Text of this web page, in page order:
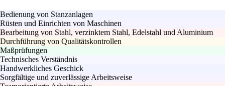
Bedienung von Stanzanlagen
Rüsten und Einrichten von Maschinen
Bearbeitung von Stahl, verzinktem Stahl, Edelstahl und Aluminium
Durchführung von Qualitätskontrollen
Maßprüfungen
Technisches Verständnis
Handwerkliches Geschick
Sorgfältige und zuverlässige Arbeitsweise